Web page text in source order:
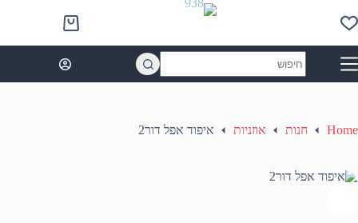
to
content
Shopping
cart
results
Home חנות אוזניות איפוד אפל דור2